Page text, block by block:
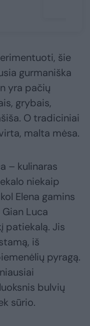
šie
gurmaniška
yra pačių
grybais,
O tradiciniai
malta mėsa.
– kulinaras
niekaip
Elena gamins
Luca
patiekalą. Jis
iš
pyragą.
bulvių
sūrio.